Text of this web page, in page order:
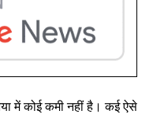
में कोई कमी नहीं है। कई ऐसे